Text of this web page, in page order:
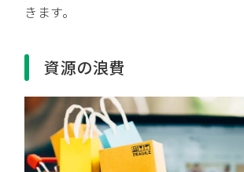
きます。
資源の浪費